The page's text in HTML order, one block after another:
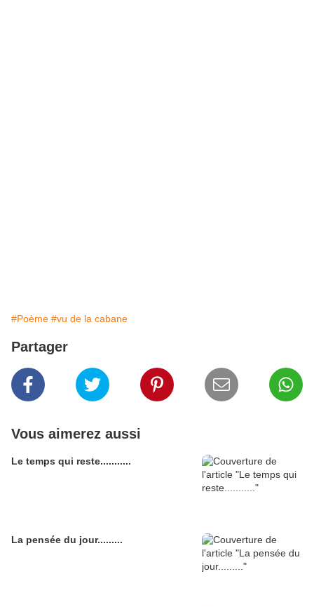
#Poème #vu de la cabane
Partager
Vous aimerez aussi
Le temps qui reste...........
La pensée du jour.........